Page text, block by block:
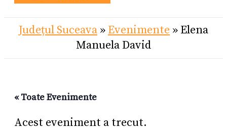
Județul Suceava » Evenimente » Elena
Manuela David
« Toate Evenimente
Acest eveniment a trecut.